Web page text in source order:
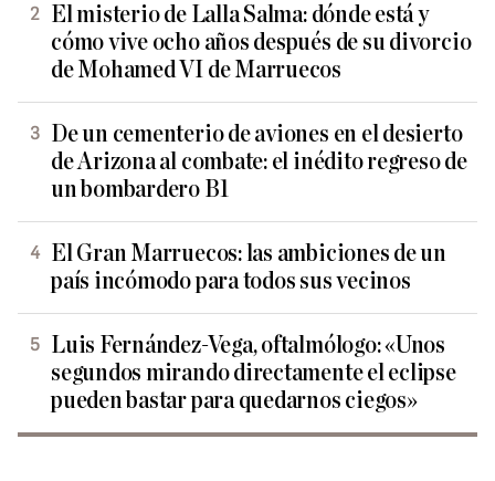
El misterio de Lalla Salma: dónde está y
cómo vive ocho años después de su divorcio
de Mohamed VI de Marruecos
De un cementerio de aviones en el desierto
de Arizona al combate: el inédito regreso de
un bombardero B1
El Gran Marruecos: las ambiciones de un
país incómodo para todos sus vecinos
Luis Fernández-Vega, oftalmólogo: «Unos
segundos mirando directamente el eclipse
pueden bastar para quedarnos ciegos»